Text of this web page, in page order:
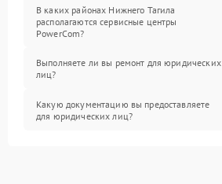
В каких районах Нижнего Тагила
располагаются сервисные центры
PowerCom?
Выполняете ли вы ремонт для юридических
лиц?
Какую документацию вы предоставляете
для юридических лиц?